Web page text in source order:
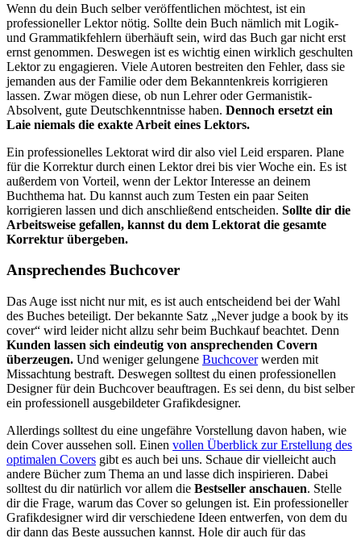
Wenn du dein Buch selber veröffentlichen möchtest, ist ein
professioneller Lektor nötig. Sollte dein Buch nämlich mit Logik-
und Grammatikfehlern überhäuft sein, wird das Buch gar nicht erst
ernst genommen. Deswegen ist es wichtig einen wirklich geschulten
Lektor zu engagieren. Viele Autoren bestreiten den Fehler, dass sie
jemanden aus der Familie oder dem Bekanntenkreis korrigieren
lassen. Zwar mögen diese, ob nun Lehrer oder Germanistik-
Absolvent, gute Deutschkenntnisse haben. Dennoch ersetzt ein
Laie niemals die exakte Arbeit eines Lektors.
Ein professionelles Lektorat wird dir also viel Leid ersparen. Plane
für die Korrektur durch einen Lektor drei bis vier Woche ein. Es ist
außerdem von Vorteil, wenn der Lektor Interesse an deinem
Buchthema hat. Du kannst auch zum Testen ein paar Seiten
korrigieren lassen und dich anschließend entscheiden. Sollte dir die
Arbeitsweise gefallen, kannst du dem Lektorat die gesamte
Korrektur übergeben.
Ansprechendes Buchcover
Das Auge isst nicht nur mit, es ist auch entscheidend bei der Wahl
des Buches beteiligt. Der bekannte Satz „Never judge a book by its
cover“ wird leider nicht allzu sehr beim Buchkauf beachtet. Denn
Kunden lassen sich eindeutig von ansprechenden Covern
überzeugen. Und weniger gelungene Buchcoverwerden mit
Missachtung bestraft. Deswegen solltest du einen professionellen
Designer für dein Buchcover beauftragen. Es sei denn, du bist selber
ein professionell ausgebildeter Grafikdesigner.
Allerdings solltest du eine ungefähre Vorstellung davon haben, wie
dein Cover aussehen soll. Einen vollen Überblick zur Erstellung des
optimalen Covers gibt es auch bei uns. Schaue dir vielleicht auch
andere Bücher zum Thema an und lasse dich inspirieren. Dabei
solltest du dir natürlich vor allem die Bestseller anschauen. Stelle
dir die Frage, warum das Cover so gelungen ist. Ein professioneller
Grafikdesigner wird dir verschiedene Ideen entwerfen, von dem du
dir dann das Beste aussuchen kannst. Hole dir auch für das